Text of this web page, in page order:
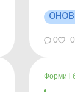
0 0
Форми і